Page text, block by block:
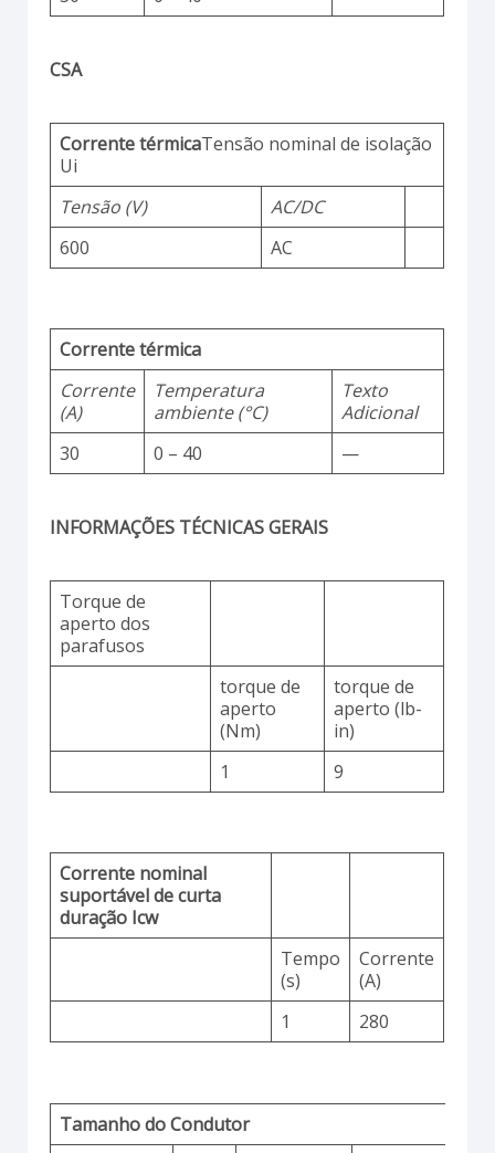
CSA
Corrente térmicaTensão nominal de isolação
Ui
Tensão (V)
AC/DC
600
AC
Corrente térmica
Corrente
(A)
Temperatura
ambiente (°C)
Texto
Adicional
30
0 – 40 —
INFORMAÇÕES TÉCNICAS GERAIS
Torque de
aperto dos
parafusos
torque de
aperto
(Nm)
torque de
aperto (lb-
in)
1
9
Corrente nominal
suportável de curta
duração Icw
Tempo
(s)
Corrente
(A)
1
280
Tamanho do Condutor